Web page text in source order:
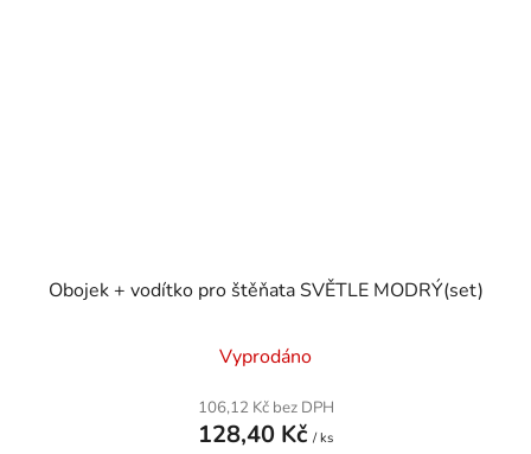
Obojek + vodítko pro štěňata SVĚTLE MODRÝ(set)
Vyprodáno
106,12 Kč bez DPH
128,40 Kč / ks